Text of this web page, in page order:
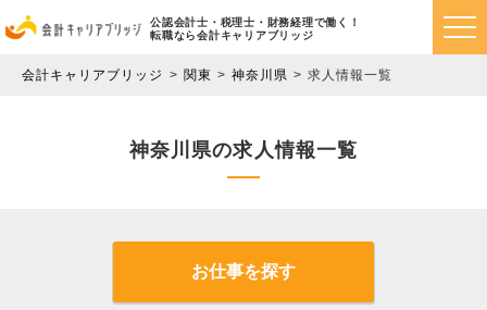
公認会計士・税理士・財務経理で働く！
転職なら会計キャリアブリッジ
会計キャリアブリッジ 関東 神奈川県 求人情報一覧
神奈川県の求人情報一覧
お仕事を探す